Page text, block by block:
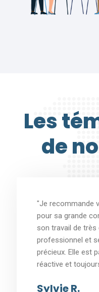
Les
de
"ous vous
auprès du cabinet
nous avons
réactivité de leur
Nous les
leur disponibilité.